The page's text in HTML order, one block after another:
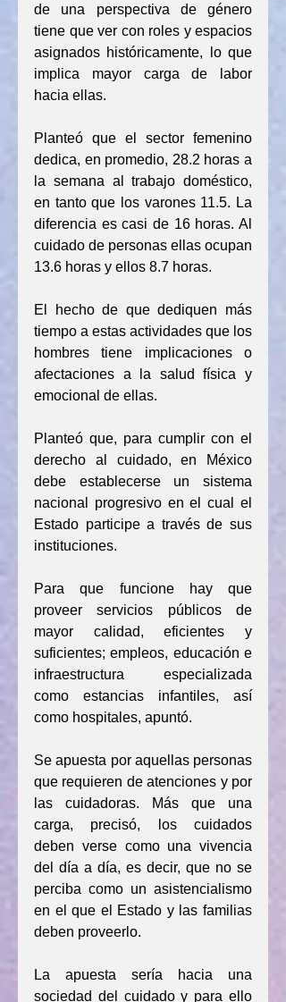
de una perspectiva de género
tiene que ver con roles y espacios
asignados históricamente, lo que
implica mayor carga de labor
hacia ellas.
Planteó que el sector femenino
dedica, en promedio, 28.2 horas a
la semana al trabajo doméstico,
en tanto que los varones 11.5. La
diferencia es casi de 16 horas. Al
cuidado de personas ellas ocupan
13.6 horas y ellos 8.7 horas.
El hecho de que dediquen más
tiempo a estas actividades que los
hombres tiene implicaciones o
afectaciones a la salud física y
emocional de ellas.
Planteó que, para cumplir con el
derecho al cuidado, en México
debe establecerse un sistema
nacional progresivo en el cual el
Estado participe a través de sus
instituciones.
Para que funcione hay que
proveer servicios públicos de
mayor calidad, eficientes y
suficientes; empleos, educación e
infraestructura especializada
como estancias infantiles, así
como hospitales, apuntó.
Se apuesta por aquellas personas
que requieren de atenciones y por
las cuidadoras. Más que una
carga, precisó, los cuidados
deben verse como una vivencia
del día a día, es decir, que no se
perciba como un asistencialismo
en el que el Estado y las familias
deben proveerlo.
La apuesta sería hacia una
sociedad del cuidado y para ello